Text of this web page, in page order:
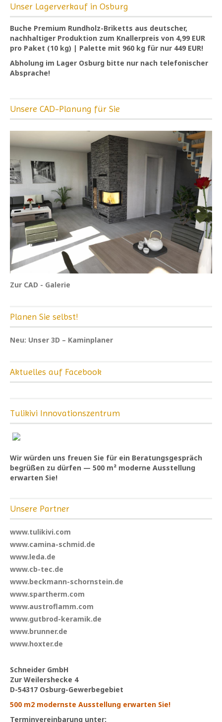
Unser Lagerverkauf in Osburg
Buche Premium Rundholz-Briketts aus deutscher,
nachhaltiger Produktion zum Knallerpreis von 4,99 EUR
pro Paket (10 kg) | Palette mit 960 kg für nur 449 EUR!
Abholung im Lager Osburg bitte nur nach telefonischer
Absprache!
Unsere CAD-Planung für Sie
Zur CAD - Galerie
Planen Sie selbst!
Neu: Unser 3D – Kaminplaner
Aktuelles auf Facebook
Tulikivi Innovationszentrum
Wir würden uns freuen Sie für ein Beratungsgespräch
begrüßen zu dürfen — 500 m² moderne Ausstellung
erwarten Sie!
Unsere Partner
www.tulikivi.com
www.camina-schmid.de
www.leda.de
www.cb-tec.de
www.beckmann-schornstein.de
www.spartherm.com
www.austroflamm.com
www.gutbrod-keramik.de
www.brunner.de
www.hoxter.de
Schneider GmbH
Zur Weilershecke 4
D-54317 Osburg-Gewerbegebiet
500 m2 modernste Ausstellung erwarten Sie!
Terminvereinbarung unter: